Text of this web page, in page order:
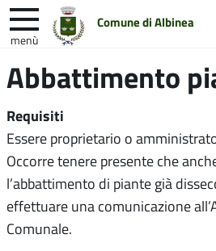
Comune di Albinea
menù
nel
Entra in Comune
Abbattimento
Requisiti
Essere proprietario o
Occorre tenere presente che
l’abbattimento di piante già
effettuare una comunicazione
Comunale.